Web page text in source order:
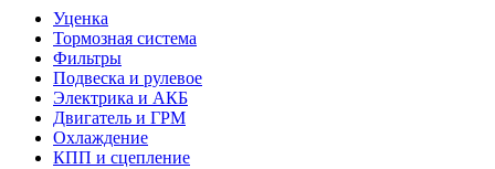
Уценка
Тормозная система
Фильтры
Подвеска и рулевое
Электрика и АКБ
Двигатель и ГРМ
Охлаждение
КПП и сцепление